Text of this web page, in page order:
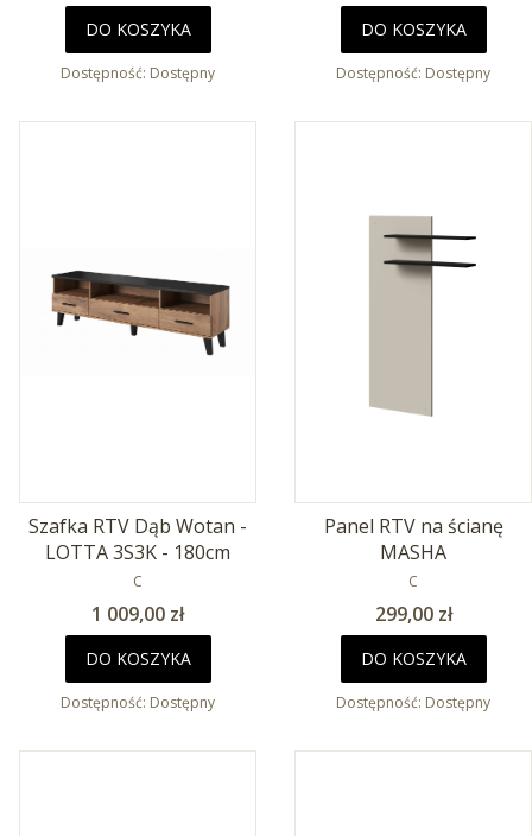
DO KOSZYKA
Dostępność: Dostępny
DO KOSZYKA
Dostępność: Dostępny
Szafka RTV Dąb Wotan -
LOTTA 3S3K - 180cm
PRODUCENT
C
Cena
1 009,00 zł
DO KOSZYKA
Dostępność: Dostępny
Panel RTV na ścianę
MASHA
PRODUCENT
C
Cena
299,00 zł
DO KOSZYKA
Dostępność: Dostępny